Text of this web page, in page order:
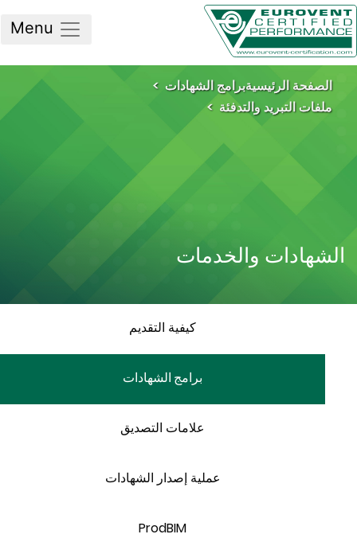
الرئيسيةبرامج الشهادات
التبريد والتدفئة
والخدمات
كيفية التقديم
برامج الشهادات
علامات التصديق
عملية إصدار الشهادات
ProdBIM